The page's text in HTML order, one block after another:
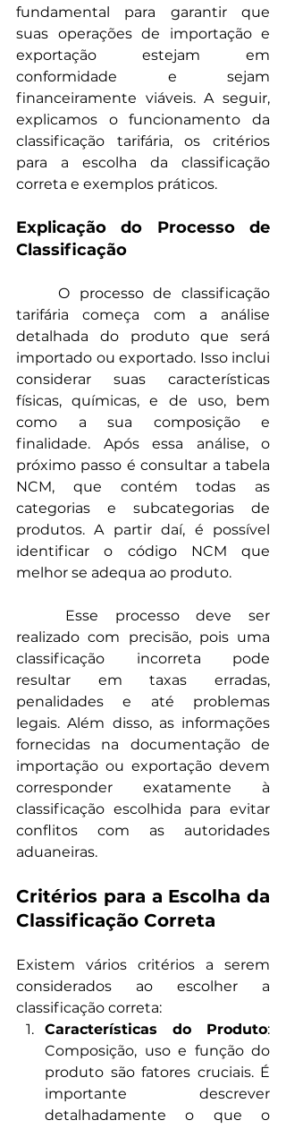
fundamental para garantir que
suas operações de importação e
exportação estejam em
conformidade e sejam
financeiramente viáveis. A seguir,
explicamos o funcionamento da
classificação tarifária, os critérios
para a escolha da classificação
correta e exemplos práticos.
Explicação do Processo de
Classificação
tarifária começa com a análise
detalhada do produto que será
importado ou exportado. Isso inclui
considerar suas características
físicas, químicas, e de uso, bem
como a sua composição e
finalidade. Após essa análise, o
próximo passo é consultar a tabela
NCM, que contém todas as
categorias e subcategorias de
produtos. A partir daí, é possível
identificar o código NCM que
melhor se adequa ao produto.
realizado com precisão, pois uma
classificação incorreta pode
resultar em taxas erradas,
penalidades e até problemas
legais. Além disso, as informações
fornecidas na documentação de
importação ou exportação devem
corresponder exatamente à
classificação escolhida para evitar
conflitos com as autoridades
aduaneiras.
Critérios para a Escolha da
Classificação Correta
Existem vários critérios a serem
considerados ao escolher a
classificação correta:
Características do Produto:
Composição, uso e função do
produto são fatores cruciais. É
importante descrever
detalhadamente o que o